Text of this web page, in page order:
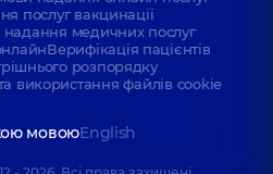
послуг вакцинації
надання медичних послуг
Верифікація пацієнтів
розпорядку
використання файлів cookie
мовоюEnglish